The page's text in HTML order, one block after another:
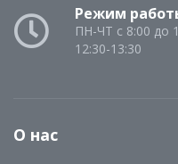
Режим
ПН-ЧТ с 8:00 до
12:30-13:30
О нас